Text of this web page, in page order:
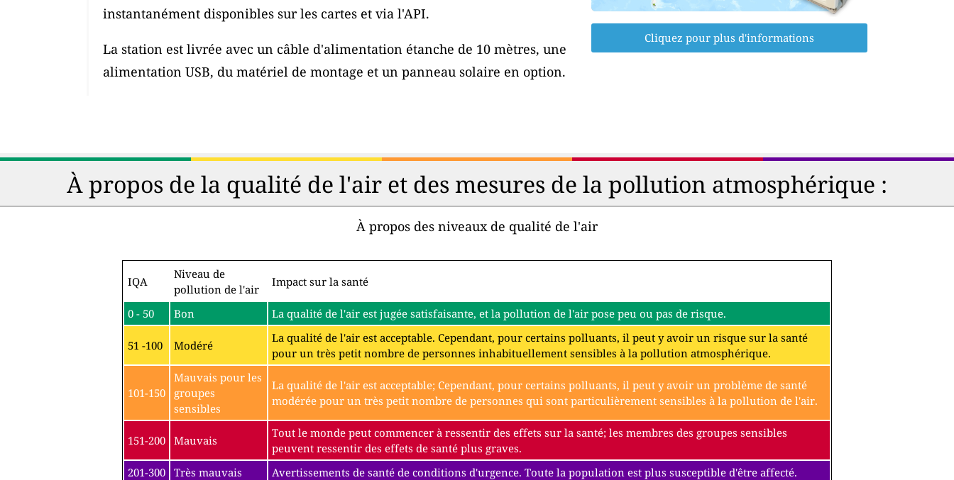
instantanément disponibles sur les cartes et via l'API.
La station est livrée avec un câble d'alimentation étanche de 10 mètres, une
alimentation USB, du matériel de montage et un panneau solaire en option.
Cliquez pour plus d'informations
À propos de la qualité de l'air et des mesures de la pollution atmosphérique :
À propos des niveaux de qualité de l'air
IQA
Niveau de
pollution de l'air
Impact sur la santé
0 - 50 Bon La qualité de l'air est jugée satisfaisante, et la pollution de l'air pose peu ou pas de risque.
51 -100 Modéré
La qualité de l'air est acceptable. Cependant, pour certains polluants, il peut y avoir un risque sur la santé
pour un très petit nombre de personnes inhabituellement sensibles à la pollution atmosphérique.
101-150
Mauvais pour les
groupes
sensibles
La qualité de l'air est acceptable; Cependant, pour certains polluants, il peut y avoir un problème de santé
modérée pour un très petit nombre de personnes qui sont particulièrement sensibles à la pollution de l'air.
151-200 Mauvais
Tout le monde peut commencer à ressentir des effets sur la santé; les membres des groupes sensibles
peuvent ressentir des effets de santé plus graves.
201-300 Très mauvais
Avertissements de santé de conditions d'urgence. Toute la population est plus susceptible d'être affecté.